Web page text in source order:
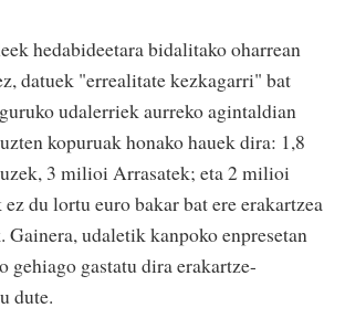
hedabideetara bidalitako oharrean
datuek "errealitate kezkagarri" bat
udalerriek aurreko agintaldian
kopuruak honako hauek dira: 1,8
3 milioi Arrasatek; eta 2 milioi
du lortu euro bakar bat ere erakartzea
udaletik kanpoko enpresetan
gehiago gastatu dira erakartze-
dute.